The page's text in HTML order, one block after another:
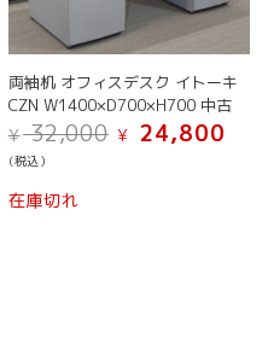
両袖机 オフィスデスク イトーキ
CZN W1400×D700×H700 中古
¥32,000 元
の
¥ 24,800
(税込）
在庫切れ